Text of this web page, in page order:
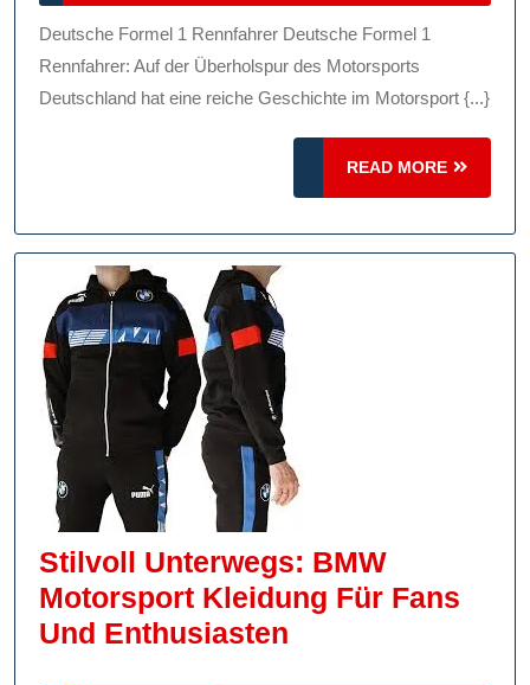
Formel
1
Rennfahrer:
Geschwindigkeit,
Präzision
Leidenschaft
2024
Deutsche Formel 1 Rennfahrer Deutsche Formel 1
Rennfahrer: Auf der Überholspur des Motorsports
Deutschland hat eine reiche Geschichte im Motorsport {...}
READ MORE
READ
MORE
Stilvoll Unterwegs: BMW
Motorsport Kleidung Für Fans
Und Enthusiasten